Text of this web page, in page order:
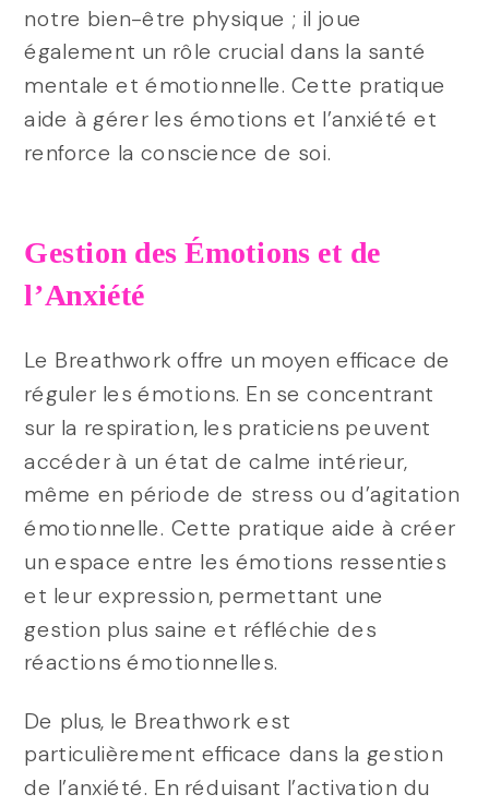
notre bien-être physique ; il joue
également un rôle crucial dans la santé
mentale et émotionnelle. Cette pratique
aide à gérer les émotions et l’anxiété et
renforce la conscience de soi.
Gestion des Émotions et de
l’Anxiété
Le Breathwork offre un moyen efficace de
réguler les émotions. En se concentrant
sur la respiration, les praticiens peuvent
accéder à un état de calme intérieur,
même en période de stress ou d’agitation
émotionnelle. Cette pratique aide à créer
un espace entre les émotions ressenties
et leur expression, permettant une
gestion plus saine et réfléchie des
réactions émotionnelles.
De plus, le Breathwork est
particulièrement efficace dans la gestion
de l’anxiété. En réduisant l’activation du